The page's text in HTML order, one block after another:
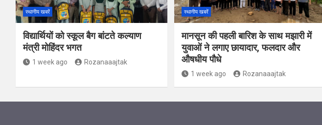
स्थानीय खबरें
विद्यार्थियों को स्कूल बैग बांटते कल्याण
मंत्री मोहिंदर भगत
1 week ago Rozanaaajtak
स्थानीय खबरें
मानसून की पहली बारिश के साथ मझारी में
युवाओं ने लगाए छायादार, फलदार और
औषधीय पौधे
1 week ago Rozanaaajtak